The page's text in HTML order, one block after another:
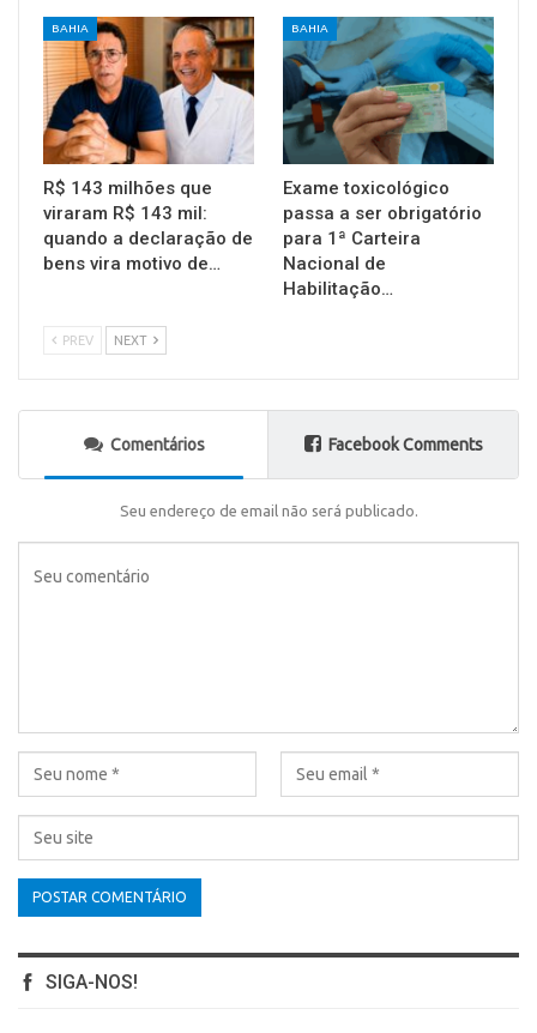
BAHIA
R$ 143 milhões que
viraram R$ 143 mil:
quando a declaração de
bens vira motivo de…
BAHIA
Exame toxicológico
passa a ser obrigatório
para 1ª Carteira
Nacional de
Habilitação…
PREV NEXT
Comentários Facebook Comments
Seu endereço de email não será publicado.
SIGA-NOS!